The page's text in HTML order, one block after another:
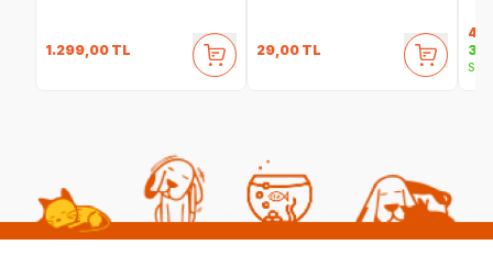
1.299,00 TL 29,00 TL